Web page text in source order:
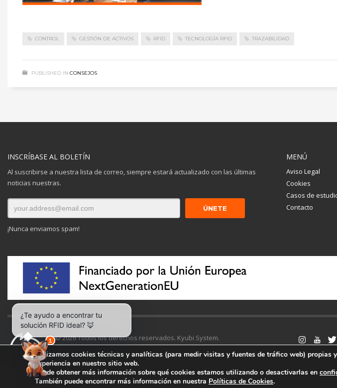
CONTROL GESTIÓN DE ACTIVOS RFID TECNOLOGÍA RFID TRAZABILIDAD
PUBLISHED IN CONSEJOS
INSCRÍBASE AL BOLETÍN
Al suscribirse a nuestra lista de correo, siempre estará actualizado con las últimas
noticias nuestras.
¡Nunca enviamos spam!
MENÚ
Aviso Legal
Cookies
Casos de
Contacto
© 2026 Todos los derechos reservados. Kyubi System.
Utilizamos cookies técnicas y analíticas (para medir visitas y fuentes de tráfico web) propias
experiencia en nuestro sitio web.
Puede obtener más información sobre qué cookies estamos utilizando o desactivarlas en
También puede encontrar más información en nuestra Políticas de Cookies.